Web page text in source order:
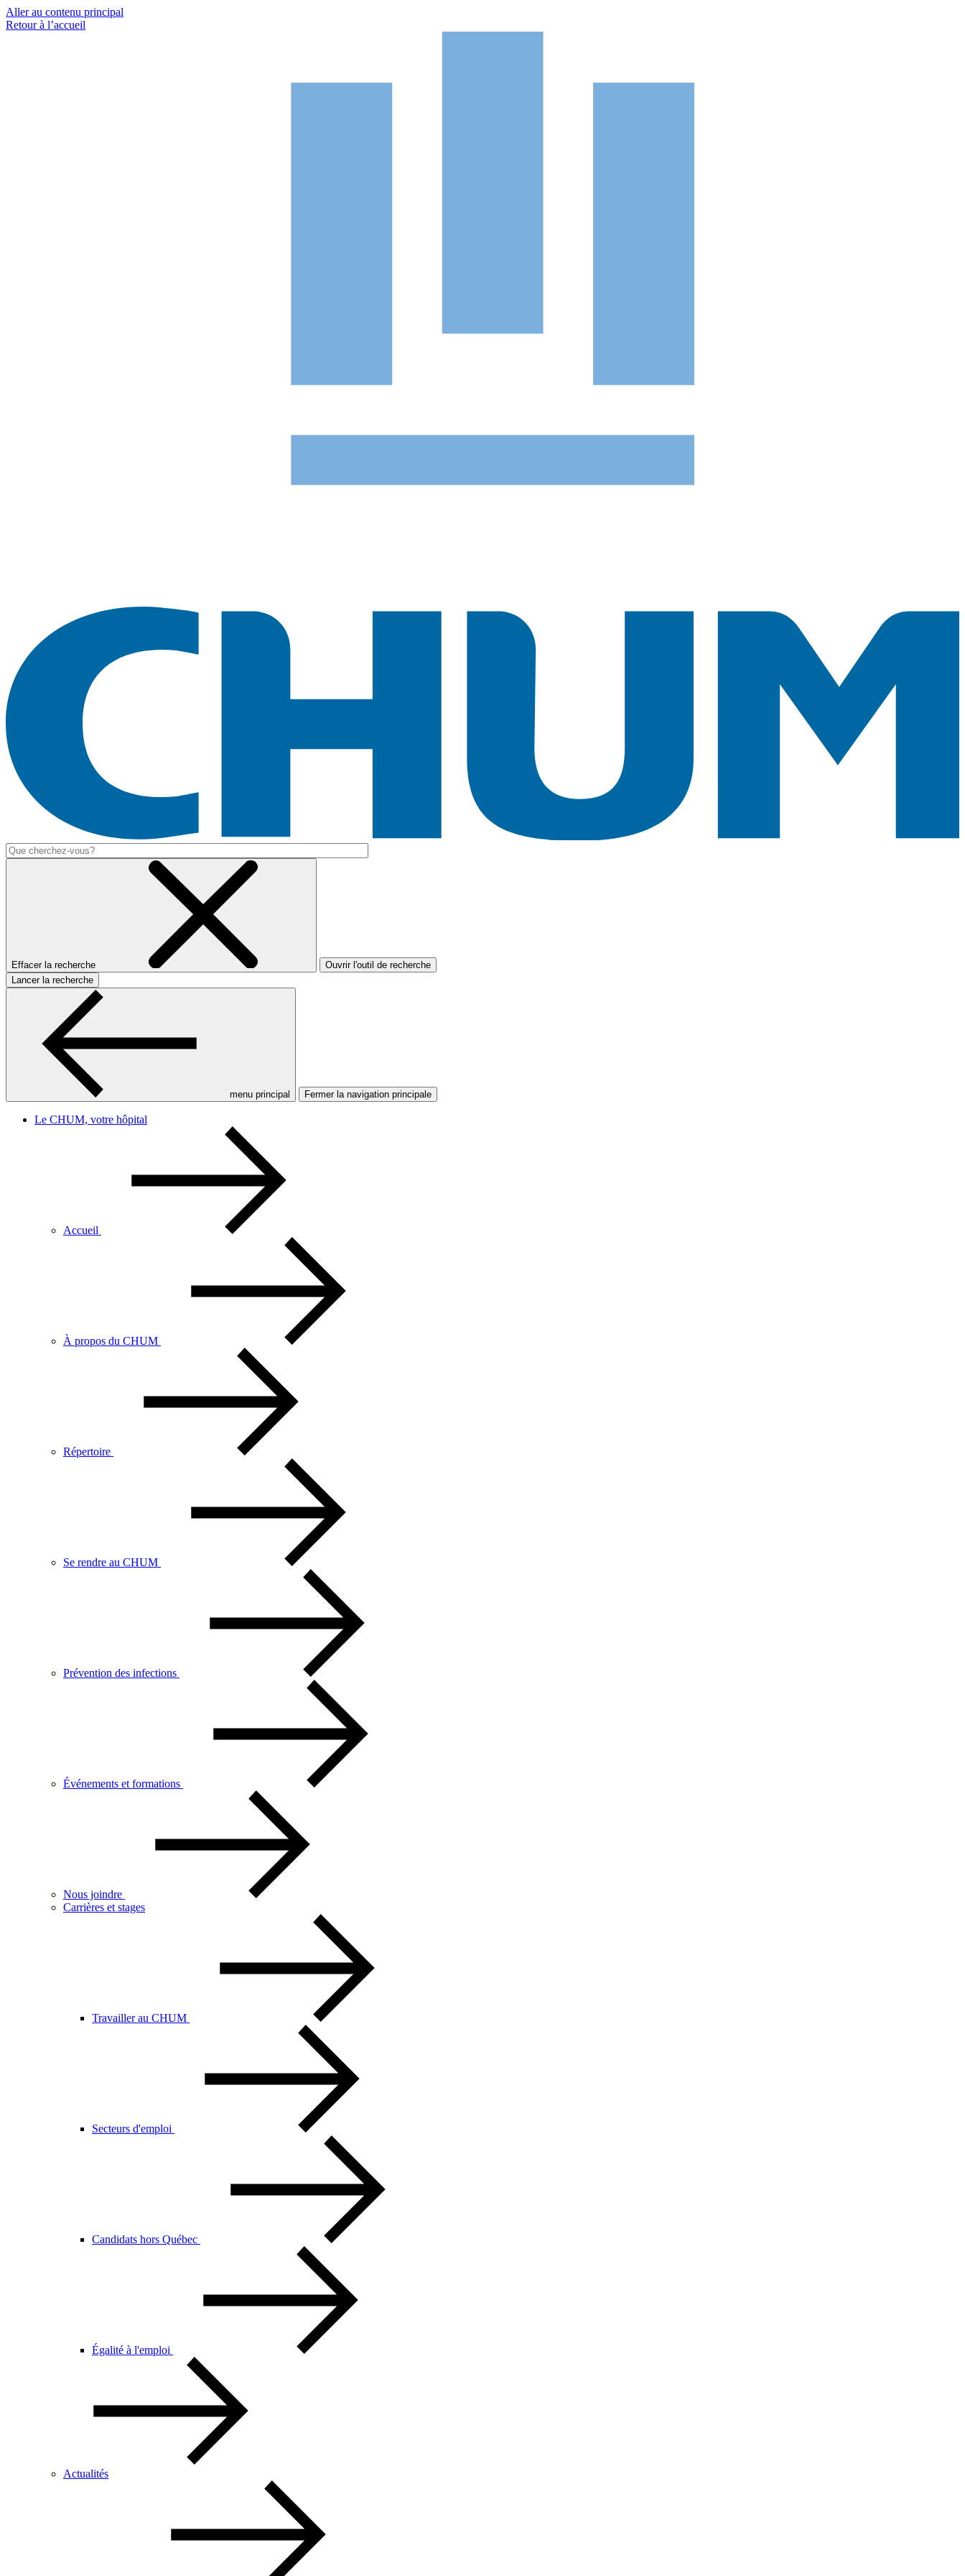
Aller au contenu principal
Retour à l’accueil
Effacer la recherche
Ouvrir l'outil de recherche
Lancer la recherche
menu principal Fermer la navigation principale
Le CHUM, votre hôpital
Accueil
À propos du CHUM
Répertoire
Se rendre au CHUM
Prévention des infections
Événements et formations
Nous joindre
Carrières et stages
Travailler au CHUM
Secteurs d'emploi
Candidats hors Québec
Égalité à l'emploi
Actualités